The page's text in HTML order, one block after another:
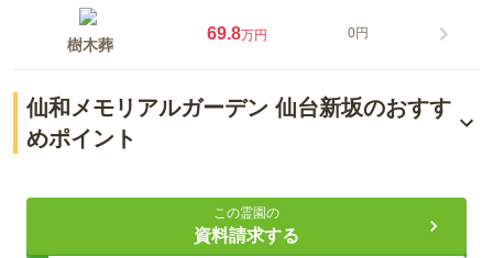
樹木葬
69.8万円 0円
仙和メモリアルガーデン 仙台新坂のおすす
めポイント
仙台市中心部から好アクセスな好立地
宗派不問でペットと共に眠れる希少な区画
この霊園の
資料請求する